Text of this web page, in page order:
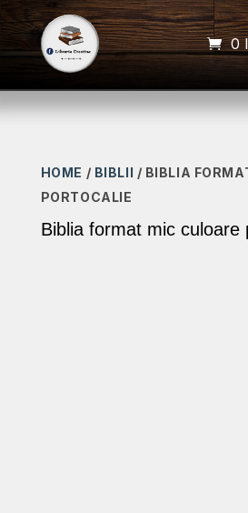
0
HOME / BIBLII / BIBLIA
PORTOCALIE
Biblia format mic culoare